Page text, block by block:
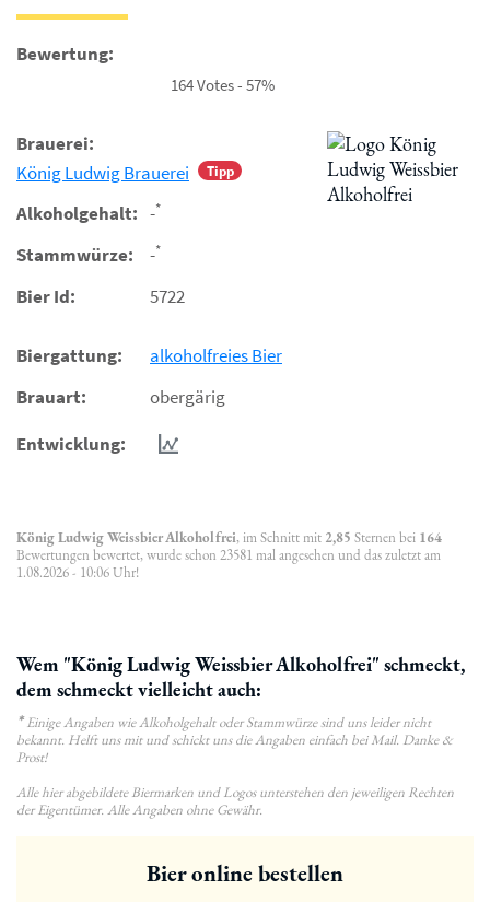
Bewertung:
164 Votes - 57%
Brauerei:
Tipp
König Ludwig Brauerei
Alkoholgehalt: -*
Stammwürze: -*
Bier Id: 5722
Biergattung:
alkoholfreies Bier
Brauart:
obergärig
Entwicklung:
König Ludwig Weissbier Alkoholfrei, im Schnitt mit 2,85 Sternen bei 164
Bewertungen bewertet, wurde schon 23581 mal angesehen und das zuletzt am
1.08.2026 - 10:06 Uhr!
Wem "König Ludwig Weissbier Alkoholfrei" schmeckt,
dem schmeckt vielleicht auch:
*Einige Angaben wie Alkoholgehalt oder Stammwürze sind uns leider nicht
bekannt. Helft uns mit und schickt uns die Angaben einfach bei Mail. Danke &
Prost!
Alle hier abgebildete Biermarken und Logos unterstehen den jeweiligen Rechten
der Eigentümer. Alle Angaben ohne Gewähr.
Bier online bestellen